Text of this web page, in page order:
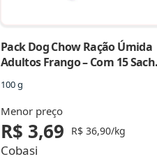
Pack Dog Chow Ração Úmida
Adultos Frango – Com 15
100 g
Menor preço
R$ 3,69 R$ 36,90/kg
Cobasi